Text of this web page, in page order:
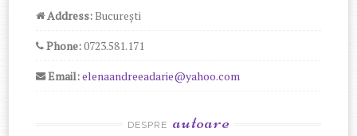
Address:București
Phone:0723.581.171
Email:elenaandreeadarie@yahoo.com
DESPRE autoare